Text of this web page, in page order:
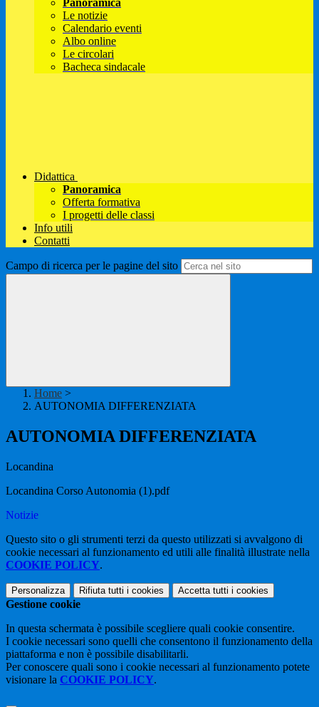
Panoramica
Le notizie
Calendario eventi
Albo online
Le circolari
Bacheca sindacale
Didattica
Panoramica
Offerta formativa
I progetti delle classi
Info utili
Contatti
Campo di ricerca per le pagine del sito
Home >
AUTONOMIA DIFFERENZIATA
AUTONOMIA DIFFERENZIATA
Locandina
Locandina Corso Autonomia (1).pdf
Notizie
Questo sito o gli strumenti terzi da questo utilizzati si avvalgono di
cookie necessari al funzionamento ed utili alle finalità illustrate nella
COOKIE POLICY.
Personalizza Rifiuta tutti i cookies Accetta tutti i cookies
Gestione cookie
In questa schermata è possibile scegliere quali cookie consentire.
I cookie necessari sono quelli che consentono il funzionamento della
piattaforma e non è possibile disabilitarli.
Per conoscere quali sono i cookie necessari al funzionamento potete
visionare la COOKIE POLICY.